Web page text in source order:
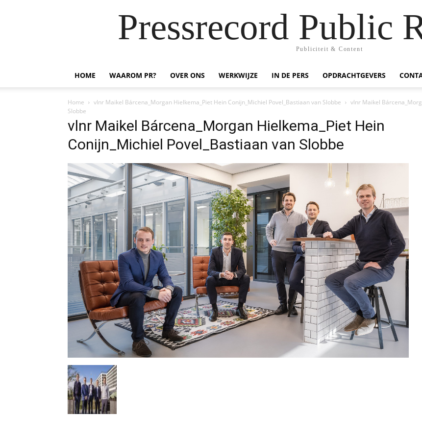
Pressrecord Public
Publiciteit & Content
HOME WAAROM PR? OVER ONS WERKWIJZE IN DE PERS OPDRACHTGEVERS
Home vlnr Maikel Bárcena_Morgan Hielkema_Piet Hein Conijn_Michiel Povel_Bastiaan van Slobbe
vlnr Maikel
Slobbe
vlnr Maikel Bárcena_Morgan Hielkema_Piet Hein
Conijn_Michiel Povel_Bastiaan van Slobbe